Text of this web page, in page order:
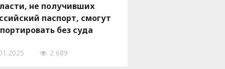
не получивших
паспорт, смогут
без суда
2 689